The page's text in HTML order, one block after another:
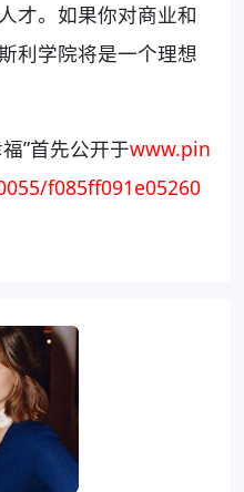
才。如果你对商业和
利学院将是一个理想
”首先公开于www.pin
f085ff091e05260